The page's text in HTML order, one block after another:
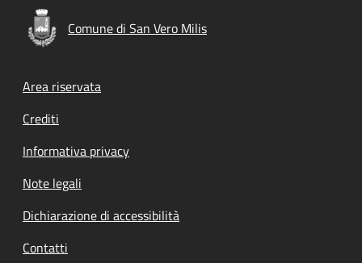
Comune di San Vero Milis
Footer menu
Area riservata
Crediti
Informativa privacy
Note legali
Dichiarazione di accessibilità
Contatti